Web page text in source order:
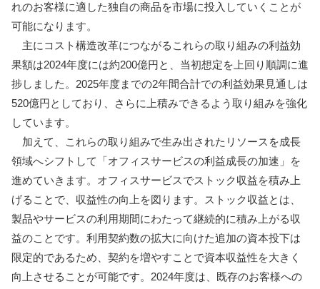
れのお客様に適した独自の商品を市場に投入していくことが
可能になります。
主にコスト構造改革につながるこれらの取り組みの利益効
果額は2024年度には約200億円と、当初想定を上回り順調に進
捗しました。2025年度までの2年間合計での利益効果見通しは
520億円としており、さらに上積みできるよう取り組みを強化
しています。
加えて、これらの取り組みで生み出されたリソースを成長
領域へシフトして「オフィスサービスの利益成長の加速」を
進めていきます。オフィスサービスでストック収益を積み上
げることで、収益性の向上を図ります。ストック収益とは、
製品やサービスの利用期間にわたって継続的に積み上がる収
益のことです。利用契約数の拡大に向けた追加の資本投下は
限定的であるため、契約を増やすことで資本収益性を大きく
向上させることが可能です。2024年度は、既存のお客様への